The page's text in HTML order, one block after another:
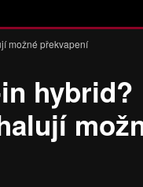
možné překvapení
hybrid?